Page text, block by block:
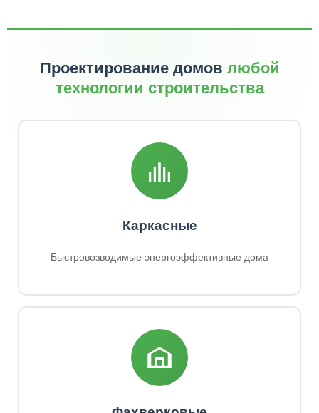
Проектирование домов любой
технологии строительства
Каркасные
Быстровозводимые энергоэффективные дома